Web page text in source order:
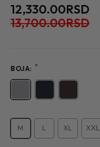
12,330.00RSD
13,700.00RSD
BOJA: *
M L XL XXL